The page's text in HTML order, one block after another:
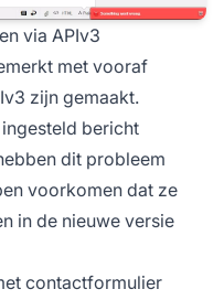
via APIv3
met vooraf
zijn gemaakt.
bericht
dit probleem
voorkomen dat ze
in de nieuwe versie
contactformulier